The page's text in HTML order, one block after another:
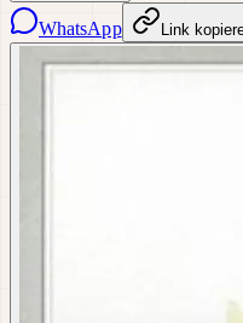
WhatsApp Link